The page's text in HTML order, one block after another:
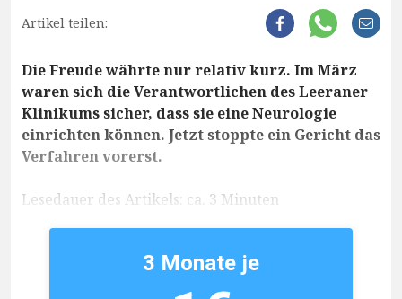
Artikel teilen:
Die Freude währte nur relativ kurz. Im März
waren sich die Verantwortlichen des Leeraner
Klinikums sicher, dass sie eine Neurologie
einrichten können. Jetzt stoppte ein Gericht das
Verfahren vorerst.
Lesedauer des Artikels: ca. 3 Minuten
3 Monate je